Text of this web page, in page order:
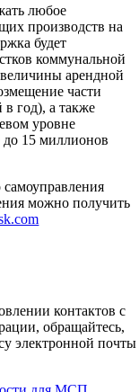
любое
производств на
будет
коммунальной
арендной
части
в год), а также
уровне
до 15 миллионов
можно получить
контактов с
обращайтесь,
электронной почты